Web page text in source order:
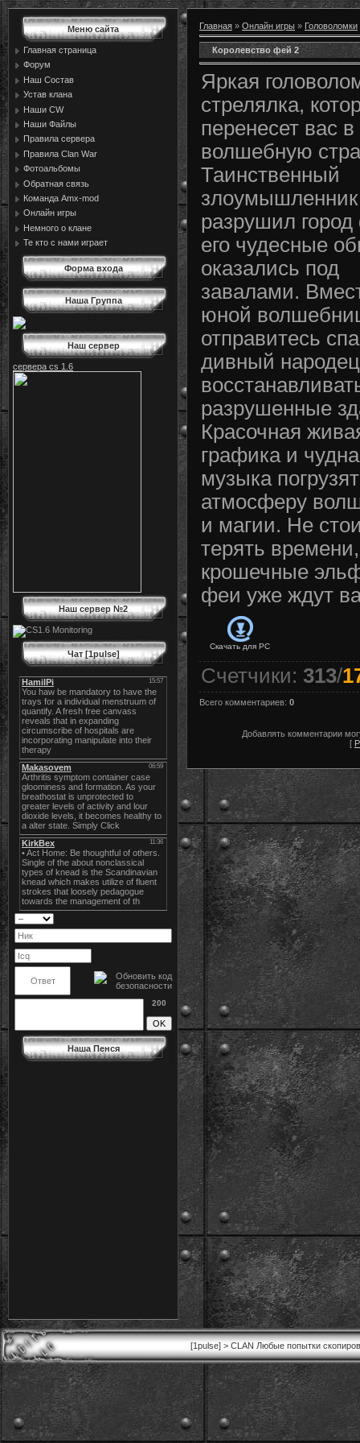
Меню сайта
Главная страница
Форум
Наш Состав
Устав клана
Наши CW
Наши Файлы
Правила сервера
Правила Сlan War
Фотоальбомы
Обратная связь
Команда Amx-mod
Онлайн игры
Немного о клане
Те кто с нами играет
Форма входа
Наша Группа
Наш сервер
сервера cs 1.6
Наш сервер №2
Чат [1pulse]
200
Наша Пенся
Главная » Онлайн игры » Головоломки
Королевство фей 2
Яркая
стрелялка,
перенесет вас в
волшебную
Таинственный
злоумышленник
разрушил
его чудесные
оказались под
завалами.
юной
отправитесь
дивный
разрушенные
Красочная
графика и
музыка
атмосферу
и магии. Не
терять времени,
крошечные
феи уже ждут
Скачать для PC
Счетчики: 313/
Всего комментариев: 0
Добавлять комментарии
[
[1pulse] > CLAN Любые попытки